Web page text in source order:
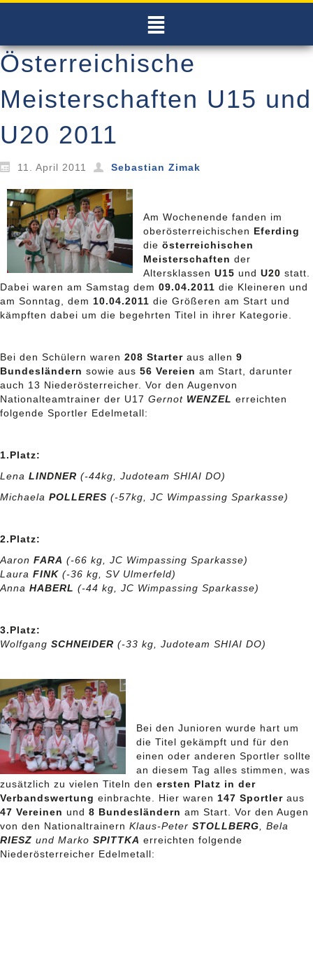
Österreichische
Meisterschaften U15 und
U20 2011
11. April 2011 Sebastian Zimak
Am Wochenende fanden im
oberösterreichischen Eferding
die österreichischen
Meisterschaften der
Altersklassen U15 und U20 statt.
Dabei waren am Samstag dem 09.04.2011 die Kleineren und
am Sonntag, dem 10.04.2011 die Größeren am Start und
kämpften dabei um die begehrten Titel in ihrer Kategorie.
Bei den Schülern waren 208 Starter aus allen 9
Bundesländern sowie aus 56 Vereien am Start, darunter
auch 13 Niederösterreicher. Vor den Augenvon
Nationalteamtrainer der U17 Gernot WENZEL erreichten
folgende Sportler Edelmetall:
1.Platz:
Lena LINDNER (-44kg, Judoteam SHIAI DO)
Michaela POLLERES (-57kg, JC Wimpassing Sparkasse)
2.Platz:
Aaron FARA (-66 kg, JC Wimpassing Sparkasse)
Laura FINK (-36 kg, SV Ulmerfeld)
Anna HABERL (-44 kg, JC Wimpassing Sparkasse)
3.Platz:
Wolfgang SCHNEIDER (-33 kg, Judoteam SHIAI DO)
Bei den Junioren wurde hart um
die Titel gekämpft und für den
einen oder anderen Sportler sollte
an diesem Tag alles stimmen, was
zusätzlich zu vielen Titeln den ersten Platz in der
Verbandswertung einbrachte. Hier waren 147 Sportler aus
47 Vereinen und 8 Bundesländern am Start. Vor den Augen
von den Nationaltrainern Klaus-Peter STOLLBERG , Bela
RIESZ und Marko SPITTKA erreichten folgende
Niederösterreicher Edelmetall: